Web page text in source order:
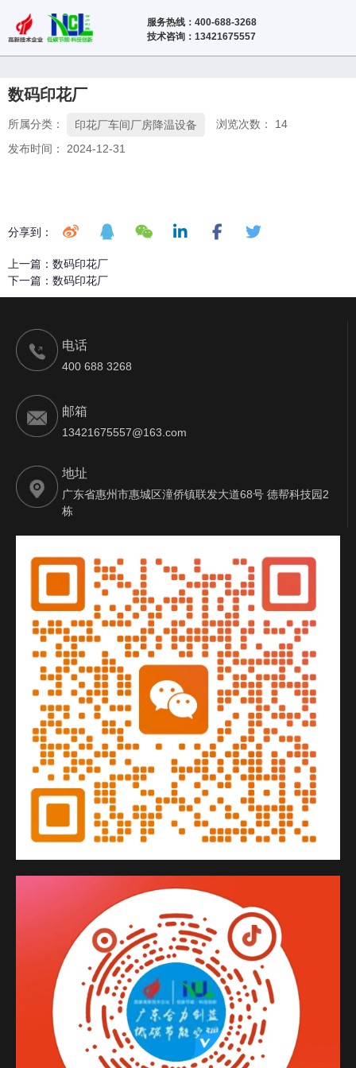
服务热线：400-688-3268
技术咨询：13421675557
数码印花厂
所属分类： 印花厂车间厂房降温设备 浏览次数： 14
发布时间： 2024-12-31
分享到：
上一篇： 数码印花厂
下一篇： 数码印花厂
电话
400 688 3268
邮箱
13421675557@163.com
地址
广东省惠州市惠城区潼侨镇联发大道68号 德帮科技园2
栋